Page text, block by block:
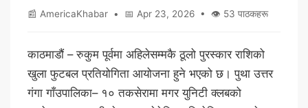
📰 AmericaKhabar • 📅 Apr 23, 2026 • 👁 53 पाठकहरू
काठमाडौं – रुकुम पूर्वमा अहिलेसम्मकै ठूलो पुरस्कार राशिको
खुला फुटबल प्रतियोगिता आयोजना हुने भएको छ। पुथा उत्तर
गंगा गाँउपालिका– १० तकसेरामा मगर युनिटी क्लबको